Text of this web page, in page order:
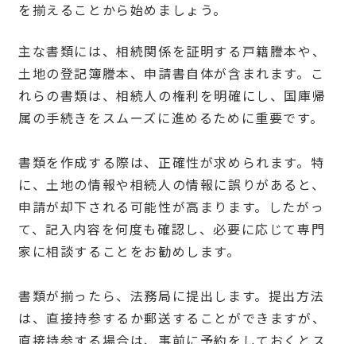
を揃えることから始めましょう。
主な書類には、相続関係を証明する戸籍謄本や、
土地の登記簿謄本、申請書自体が含まれます。こ
れらの書類は、相続人の権利を明確にし、国庫帰
属の手続きをスムーズに進めるために重要です。
書類を作成する際は、正確性が求められます。特
に、土地の情報や相続人の情報に誤りがあると、
申請が却下される可能性が高まります。したがっ
て、記入内容を何度も確認し、必要に応じて専門
家に相談することをお勧めします。
書類が揃ったら、法務局に提出します。提出方法
は、直接持参するか郵送することができますが、